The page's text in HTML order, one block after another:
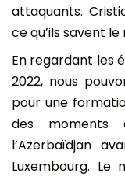
attaquants.
ce qu’ils savent
En regardant les
2022, nous
pour une
des moments
l’Azerbaïdjan
Luxembourg.